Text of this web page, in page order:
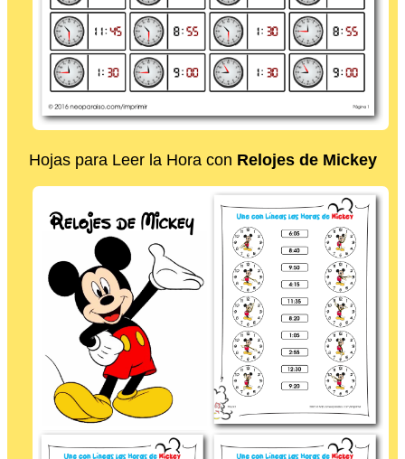
Hojas para Leer la Hora con Relojes de Mickey